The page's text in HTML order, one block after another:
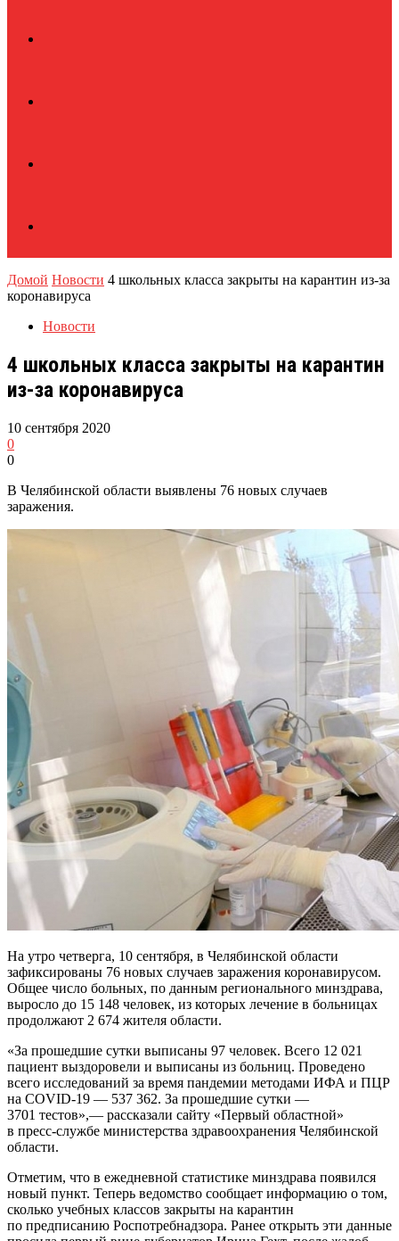
Домой Новости 4 школьных класса закрыты на карантин из-за
коронавируса
Новости
4 школьных класса закрыты на карантин
из-за коронавируса
10 сентября 2020
0
0
В Челябинской области выявлены 76 новых случаев
заражения.
На утро четверга, 10 сентября, в Челябинской области
зафиксированы 76 новых случаев заражения коронавирусом.
Общее число больных, по данным регионального минздрава,
выросло до 15 148 человек, из которых лечение в больницах
продолжают 2 674 жителя области.
«За прошедшие сутки выписаны 97 человек. Всего 12 021
пациент выздоровели и выписаны из больниц. Проведено
всего исследований за время пандемии методами ИФА и ПЦР
на COVID-19 — 537 362. За прошедшие сутки —
3701 тестов»,— рассказали сайту «Первый областной»
в пресс-службе министерства здравоохранения Челябинской
области.
Отметим, что в ежедневной статистике минздрава появился
новый пункт. Теперь ведомство сообщает информацию о том,
сколько учебных классов закрыты на карантин
по предписанию Роспотребнадзора. Ранее открыть эти данные